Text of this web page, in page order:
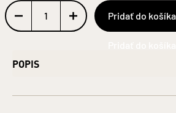
Pridať do košíka
POPIS
Obj. 25 % alk.